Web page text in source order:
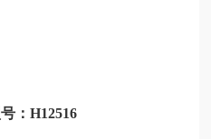
：H12516